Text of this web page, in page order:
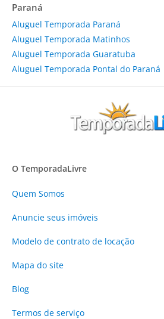
Paraná
Aluguel Temporada Paraná
Aluguel Temporada Matinhos
Aluguel Temporada Guaratuba
Aluguel Temporada Pontal do Paraná
O TemporadaLivre
Quem Somos
Anuncie seus imóveis
Modelo de contrato de locação
Mapa do site
Blog
Termos de serviço